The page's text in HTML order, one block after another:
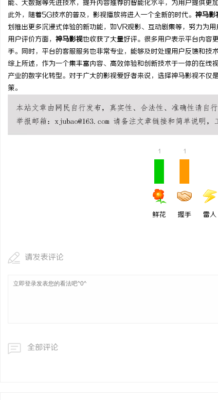
能、大数据等先进技术，提升内容推荐的智能化水平，为用户提供更
此外，随着5G技术的普及，影视播放将进入一个全新的时代。 神马影
划推出更多沉浸式体验的新功能，如VR观影、互动剧集等，努力为
用户评价方面， 神马影视也收获了大量好评。很多用户表示平台内容
手。同时，平台的客服服务也非常专业，能够及时处理用户反馈和技
综上所述，作为一个集丰富内容、高效体验和创新技术于一体的在线
产业的数字化转型。对于广大的影视爱好者来说，选择神马影视不
策。
1
鲜花
1
握手 雷人
请发表评论
全部评论